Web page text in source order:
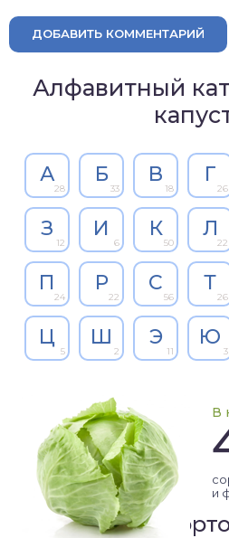
ДОБАВИТЬ КОММЕНТАРИЙ
Алфавитный
А
28
Б
33
В
18
Г
26
З
12
И
6
К
50
Л
22
П
24
Р
22
С
56
Т
26
Ц
5
Ш
2
Э
11
Ю
3
В
и
Рейтинг